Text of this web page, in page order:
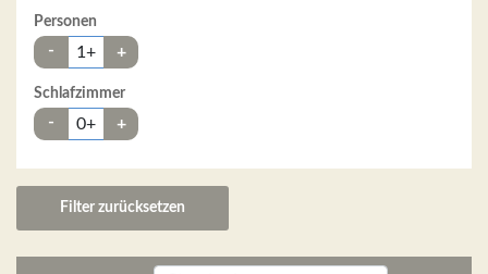
Personen
- 1+ +
Schlafzimmer
- 0+ +
Filter zurücksetzen